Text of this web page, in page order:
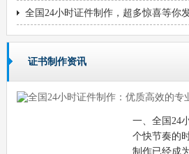
证书制作资讯
一、全国24
个快节奏的
制作已经成